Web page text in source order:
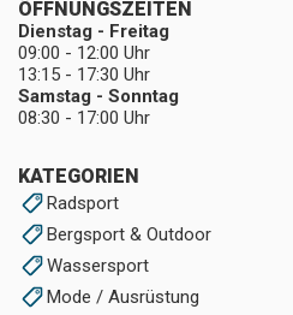
KATEGORIEN
Radsport
Bergsport & Outdoor
Wassersport
Mode / Ausrüstung
ÖFFNUNGSZEITEN
Dienstag - Freitag
09:00 - 12:00 Uhr
13:15 - 17:30 Uhr
Samstag - Sonntag
08:30 - 17:00 Uhr